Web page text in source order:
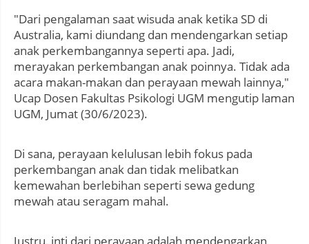
"Dari pengalaman saat wisuda anak ketika SD di
Australia, kami diundang dan mendengarkan setiap
anak perkembangannya seperti apa. Jadi,
merayakan perkembangan anak poinnya. Tidak ada
acara makan-makan dan perayaan mewah lainnya,"
Ucap Dosen Fakultas Psikologi UGM mengutip laman
UGM, Jumat (30/6/2023).
Di sana, perayaan kelulusan lebih fokus pada
perkembangan anak dan tidak melibatkan
kemewahan berlebihan seperti sewa gedung
mewah atau seragam mahal.